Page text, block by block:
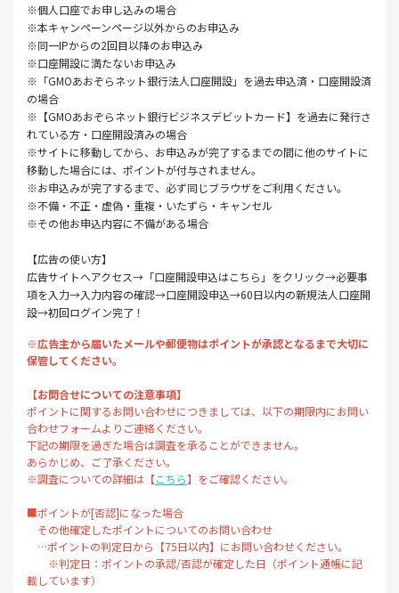
※個人口座でお申し込みの場合
※本キャンペーンページ以外からのお申込み
※同一IPからの2回目以降のお申込み
※口座開設に満たないお申込み
※「GMOあおぞらネット銀行法人口座開設」を過去申込済・口座開設済
の場合
※【GMOあおぞらネット銀行ビジネスデビットカード】を過去に発行さ
れている方・口座開設済みの場合
※サイトに移動してから、お申込みが完了するまでの間に他のサイトに
移動した場合には、ポイントが付与されません。
※お申込みが完了するまで、必ず同じブラウザをご利用ください。
※不備・不正・虚偽・重複・いたずら・キャンセル
※その他お申込内容に不備がある場合
【広告の使い方】
広告サイトへアクセス→「口座開設申込はこちら」をクリック→必要事
項を入力→入力内容の確認→口座開設申込→60日以内の新規法人口座開
設→初回ログイン完了！
※広告主から届いたメールや郵便物はポイントが承認となるまで大切に
保管してください。
【お問合せについての注意事項】
ポイントに関するお問い合わせにつきましては、以下の期限内にお問い
合わせフォームよりご連絡ください。
下記の期限を過ぎた場合は調査を承ることができません。
あらかじめ、ご了承ください。
※調査についての詳細は【こちら】をご確認ください。
■ポイントが[否認]になった場合
その他確定したポイントについてのお問い合わせ
…ポイントの判定日から【75日以内】にお問い合わせください。
※判定日：ポイントの承認/否認が確定した日（ポイント通帳に記
載しています）